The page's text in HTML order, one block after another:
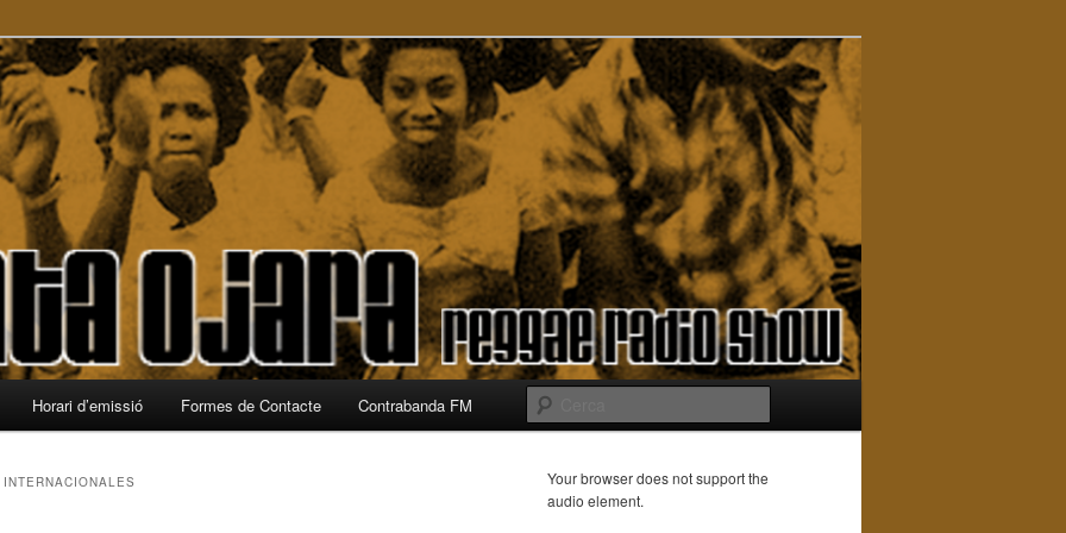
Horari d’emissió Formes de Contacte Contrabanda FM
Your browser does not support the
audio element.